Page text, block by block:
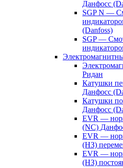
Данфосс
SGP N —
(Danfoss)
SGP —
Ридан
Катушки
Данфосс
Катушки
Данфосс
EVR —
(NC)
EVR —
(НЗ)
EVR —
(НЗ)